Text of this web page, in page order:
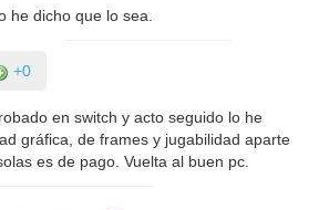
he dicho que lo sea.
+0
en switch y acto seguido lo he
gráfica, de frames y jugabilidad aparte
es de pago. Vuelta al buen pc.